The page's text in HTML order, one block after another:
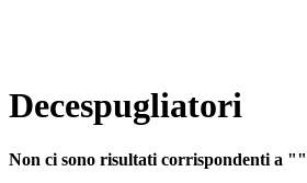
Decespugliatori
Non ci sono risultati corrispondenti a ""